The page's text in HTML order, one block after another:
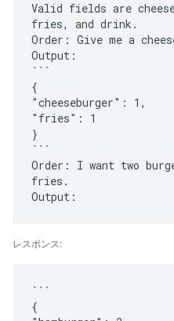
Valid fields are
fries, and drink.
Order: Give me a
Output:
```
{
"cheeseburger": 1,
"fries": 1
}
```
Order: I want two
fries.
レスポンス:
```
{